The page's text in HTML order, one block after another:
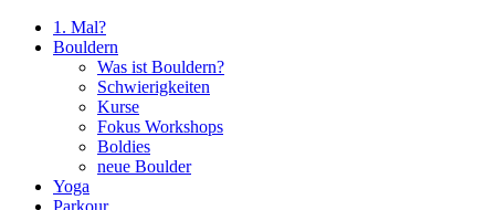
1. Mal?
Bouldern
Was ist Bouldern?
Schwierigkeiten
Kurse
Fokus Workshops
Boldies
neue Boulder
Yoga
Parkour